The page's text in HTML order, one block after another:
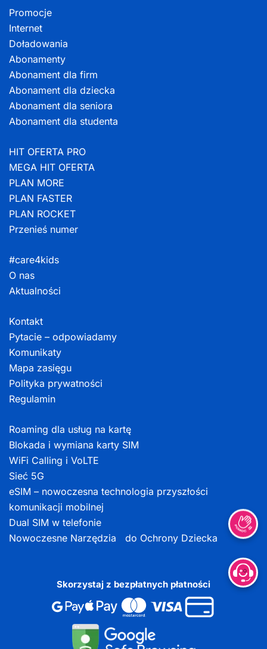
Promocje
Internet
Doładowania
Abonamenty
Abonament dla firm
Abonament dla dziecka
Abonament dla seniora
Abonament dla studenta
HIT OFERTA PRO
MEGA HIT OFERTA
PLAN MORE
PLAN FASTER
PLAN ROCKET
Przenieś numer
#care4kids
O nas
Aktualności
Kontakt
Pytacie – odpowiadamy
Komunikaty
Mapa zasięgu
Polityka prywatności
Regulamin
Roaming dla usług na kartę
Blokada i wymiana karty SIM
WiFi Calling i VoLTE
Sieć 5G
eSIM – nowoczesna technologia przyszłości
komunikacji mobilnej
Dual SIM w telefonie
Nowoczesne Narzędzia do Ochrony Dziecka
Skorzystaj z bezpłatnych płatności